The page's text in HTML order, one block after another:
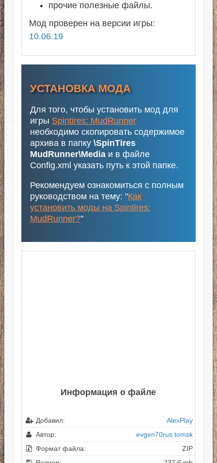
прочие полезные файлы.
Мод проверен на версии игры:
10.06.19
УСТАНОВКА МОДА
Для того, чтобы установить мод для
игры Spintires: MudRunner
необходимо скопировать содержимое
архива в папку \SpinTires
MudRunner\Mediaи в файле
Config.xml указать путь к этой папке.
Рекомендуем ознакомиться с полным
руководством на тему: "Как
установить моды на Spintires:
MudRunner?"
Информация о файле
Добавил:
AlexPlay
Автор:
evgen70rus tomsk
Формат файла:
ZIP